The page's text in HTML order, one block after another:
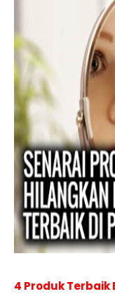
4 Produk Terbaik